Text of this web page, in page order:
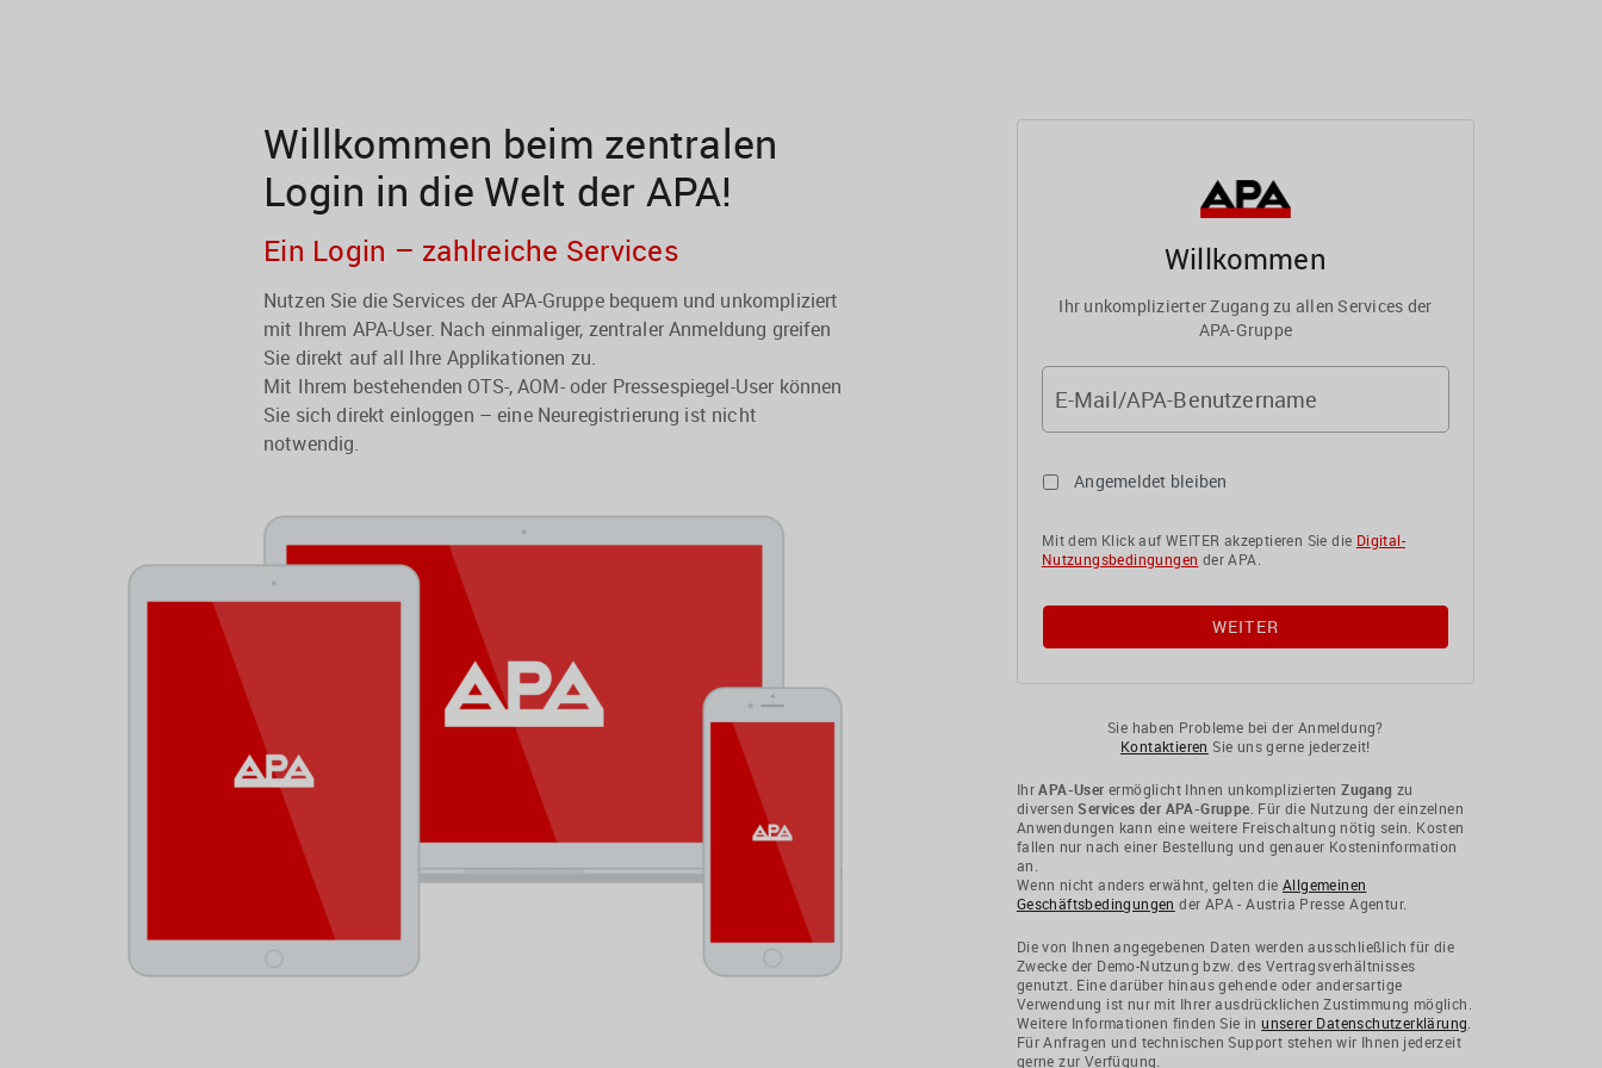
Willkommen beim zentralen
Login in die Welt der APA!
Ein Login – zahlreiche Services
Nutzen Sie die Services der APA-Gruppe bequem und unkompliziert
mit Ihrem APA-User. Nach einmaliger, zentraler Anmeldung greifen
Sie direkt auf all Ihre Applikationen zu.
Mit Ihrem bestehenden OTS-, AOM- oder Pressespiegel-User können
Sie sich direkt einloggen – eine Neuregistrierung ist nicht
notwendig.
Willkommen
Ihr unkomplizierter Zugang zu allen Services der
APA-Gruppe
E-Mail/APA-Benutzername
Angemeldet bleiben
Mit dem Klick auf WEITER akzeptieren Sie die Digital-
Nutzungsbedingungen der APA.
Sie haben Probleme bei der Anmeldung?
Kontaktieren Sie uns gerne jederzeit!
IhrAPA-User ermöglicht Ihnen unkompliziertenZugang zu
diversen Services der APA-Gruppe . Für die Nutzung der einzelnen
Anwendungen kann eine weitere Freischaltung nötig sein. Kosten
fallen nur nach einer Bestellung und genauer Kosteninformation
an.
Wenn nicht anders erwähnt, gelten dieAllgemeinen
Geschäftsbedingungen der APA - Austria Presse Agentur.
Die von Ihnen angegebenen Daten werden ausschließlich für die
Zwecke der Demo-Nutzung bzw. des Vertragsverhältnisses
genutzt. Eine darüber hinaus gehende oder andersartige
Verwendung ist nur mit Ihrer ausdrücklichen Zustimmung möglich.
Weitere Informationen finden Sie inunserer Datenschutzerklärung
Für Anfragen und technischen Support stehen wir Ihnen jederzeit
gerne zur Verfügung.